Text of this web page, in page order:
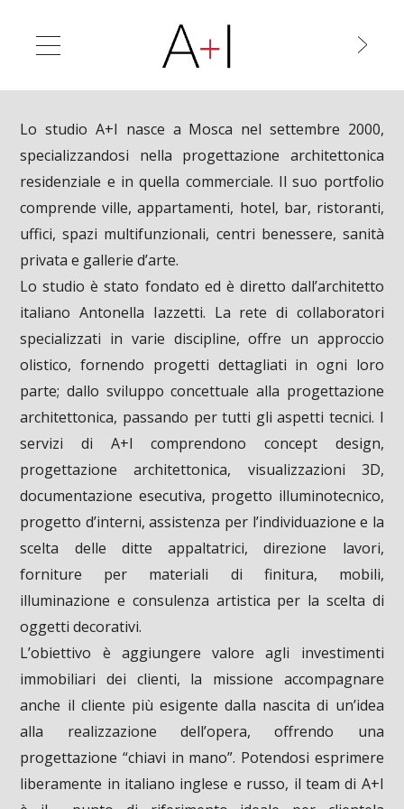
Lo studio A+I nasce a Mosca nel settembre 2000,
specializzandosi nella progettazione architettonica
residenziale e in quella commerciale. Il suo portfolio
comprende ville, appartamenti, hotel, bar, ristoranti,
uffici, spazi multifunzionali, centri benessere, sanità
privata e gallerie d’arte.
Lo studio è stato fondato ed è diretto dall’architetto
italiano Antonella Iazzetti. La rete di collaboratori
specializzati in varie discipline, offre un approccio
olistico, fornendo progetti dettagliati in ogni loro
parte; dallo sviluppo concettuale alla progettazione
architettonica, passando per tutti gli aspetti tecnici. I
servizi di A+I comprendono concept design,
progettazione architettonica, visualizzazioni 3D,
documentazione esecutiva, progetto illuminotecnico,
progetto d’interni, assistenza per l’individuazione e la
scelta delle ditte appaltatrici, direzione lavori,
forniture per materiali di finitura, mobili,
illuminazione e consulenza artistica per la scelta di
oggetti decorativi.
L’obiettivo è aggiungere valore agli investimenti
immobiliari dei clienti, la missione accompagnare
anche il cliente più esigente dalla nascita di un’idea
alla realizzazione dell’opera, offrendo una
progettazione “chiavi in mano”. Potendosi esprimere
liberamente in italiano inglese e russo, il team di A+I